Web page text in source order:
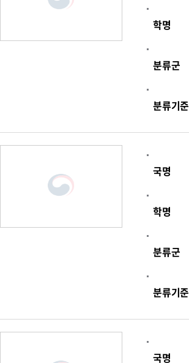
학명
분류군
분류기준
국명
학명
분류군
분류기준
국명